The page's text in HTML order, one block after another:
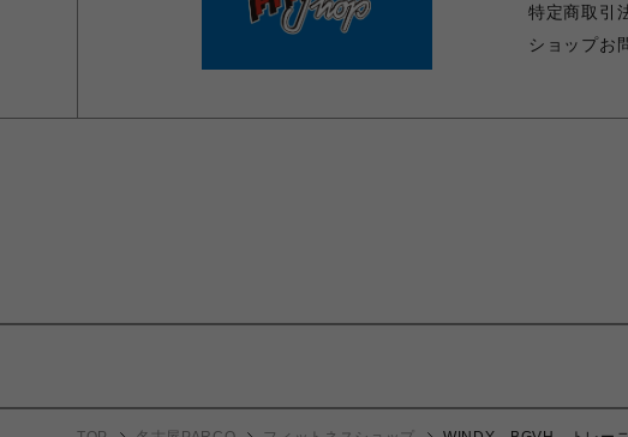
特定商取引
ショップお